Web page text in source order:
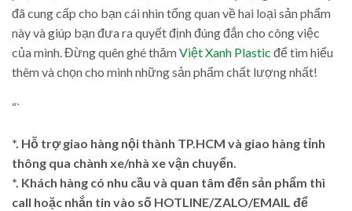
đã cung cấp cho bạn cái nhìn tổng quan về hai loại sản phẩm
này và giúp bạn đưa ra quyết định đúng đắn cho công việc
của mình. Đừng quên ghé thămViệt Xanh Plastic để tìm hiểu
thêm và chọn cho mình những sản phẩm chất lượng nhất!
“`
*. Hỗ trợ giao hàng nội thành TP.HCM và giao hàng tỉnh
thông qua chành xe/nhà xe vận chuyển.
*. Khách hàng có nhu cầu và quan tâm đến sản phẩm thì
call hoặc nhắn tin vào số HOTLINE/ZALO/EMAIL để